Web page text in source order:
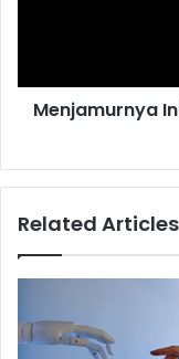
Menjamurnya
Related Articles